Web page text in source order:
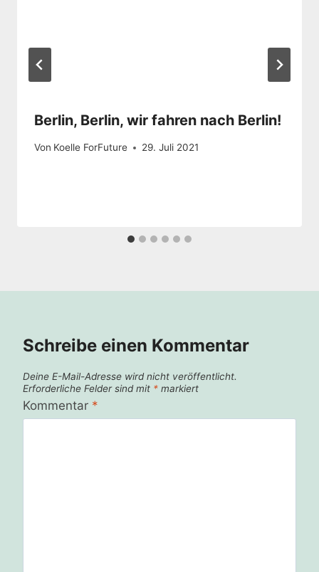
Berlin, Berlin, wir fahren nach Berlin!
Von Koelle ForFuture 29. Juli 2021
Schreibe einen Kommentar
Deine E-Mail-Adresse wird nicht veröffentlicht.
Erforderliche Felder sind mit * markiert
Kommentar *